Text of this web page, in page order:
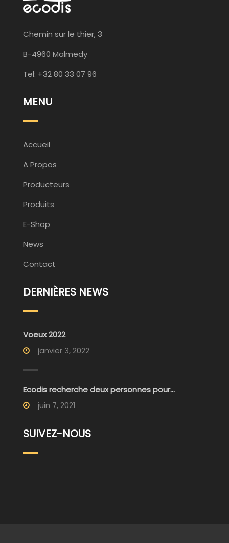
Chemin sur le thier, 3
B-4960 Malmedy
Tel: +32 80 33 07 96
MENU
Accueil
A Propos
Producteurs
Produits
E-Shop
News
Contact
DERNIÈRES NEWS
Voeux 2022
janvier 3, 2022
Ecodis recherche deux personnes pour...
juin 7, 2021
SUIVEZ-NOUS